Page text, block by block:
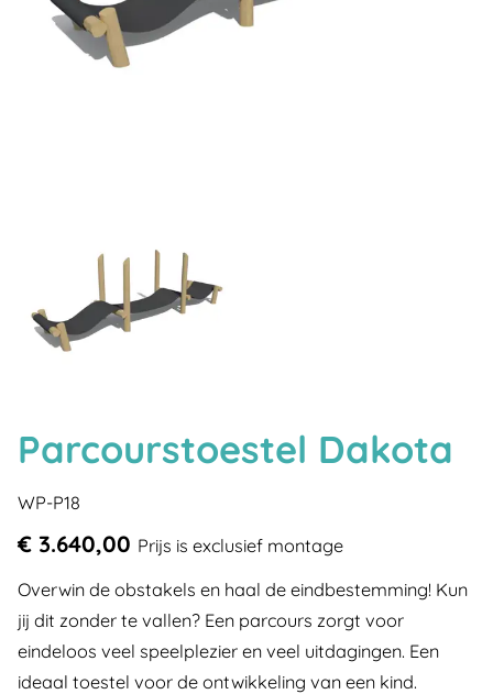
Parcourstoestel Dakota
WP-P18
€ 3.640,00 Prijs is exclusief montage
Overwin de obstakels en haal de eindbestemming! Kun
jij dit zonder te vallen? Een parcours zorgt voor
eindeloos veel speelplezier en veel uitdagingen. Een
ideaal toestel voor de ontwikkeling van een kind.